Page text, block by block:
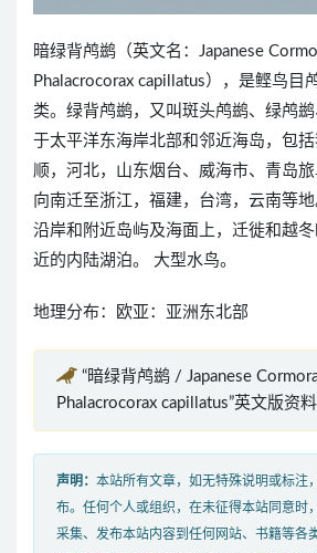
暗绿背鸬鹚（英文名：Japanese
Phalacrocorax capillatus），是鲣鸟目
类。绿背鸬鹚，又叫斑头鸬鹚、绿鸬
于太平洋东海岸北部和邻近海岛，包
顺，河北，山东烟台、威海市、青岛
向南迁至浙江，福建，台湾，云南等
沿岸和附近岛屿及海面上，迁徙和越
近的内陆湖泊。 大型水鸟。
地理分布：欧亚：亚洲东北部
“暗绿背鸬鹚 / Japanese
Phalacrocorax capillatus”英文版资
声明： 本站所有文章，如无特殊说明或标注
布。任何个人或组织，在未征得本站同意时
采集、发布本站内容到任何网站、书籍等各